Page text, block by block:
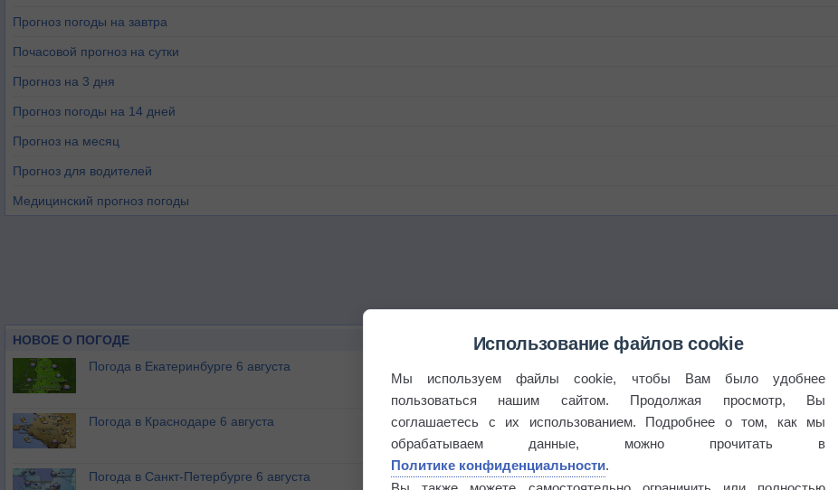
Прогноз погоды на завтра
Почасовой прогноз на сутки
Прогноз на 3 дня
Прогноз погоды на 14 дней
Прогноз на месяц
Прогноз для водителей
Медицинский прогноз погоды
НОВОЕ О ПОГОДЕ
Погода в Екатеринбурге 6 августа
Погода в Краснодаре 6 августа
Погода в Санкт-Петербурге 6 августа
Использование файлов cookie
Мы используем файлы cookie, чтобы Вам было удобнее
пользоваться нашим сайтом. Продолжая просмотр, Вы
соглашаетесь с их использованием. Подробнее о том, как мы
обрабатываем данные, можно прочитать в
Политике конфиденциальности.